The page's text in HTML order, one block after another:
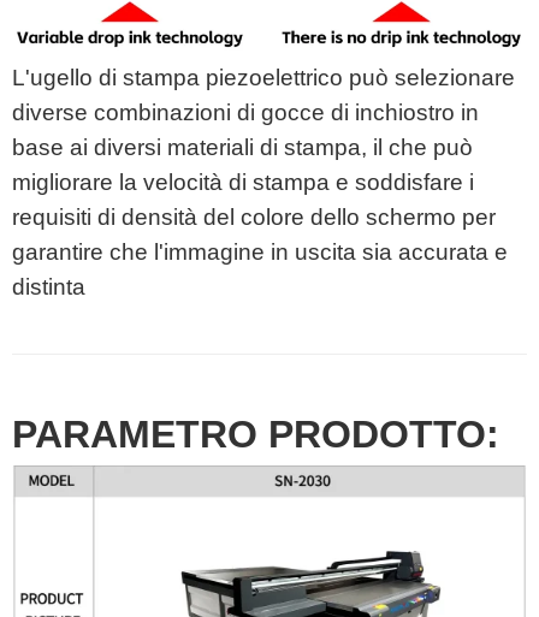
L'ugello di stampa piezoelettrico può selezionare
diverse combinazioni di gocce di inchiostro in
base ai diversi materiali di stampa, il che può
migliorare la velocità di stampa e soddisfare i
requisiti di densità del colore dello schermo per
garantire che l'immagine in uscita sia accurata e
distinta
PARAMETRO PRODOTTO: